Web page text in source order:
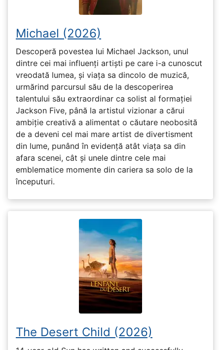
Michael (2026)
Descoperă povestea lui Michael Jackson, unul
dintre cei mai influenți artiști pe care i-a cunoscut
vreodată lumea, și viața sa dincolo de muzică,
urmărind parcursul său de la descoperirea
talentului său extraordinar ca solist al formației
Jackson Five, până la artistul vizionar a cărui
ambiție creativă a alimentat o căutare neobosită
de a deveni cel mai mare artist de divertisment
din lume, punând în evidență atât viața sa din
afara scenei, cât și unele dintre cele mai
emblematice momente din cariera sa solo de la
începuturi.
The Desert Child (2026)